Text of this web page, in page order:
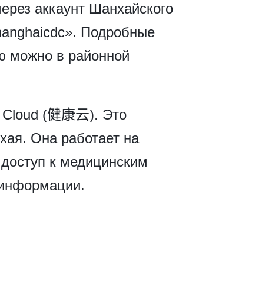
аккаунт Шанхайского
Подробные
можно в районной
(健康云). Это
Она работает на
к медицинским